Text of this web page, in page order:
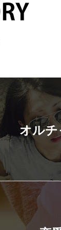
オル